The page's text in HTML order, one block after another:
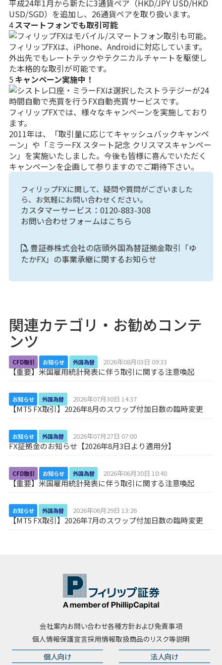
平成24年1月から新たに3通貨ペア（HKD/JPY USD/HKD
USD/SGD）を追加し、26通貨ペアを取り扱います。
4スマートフォンでも取引可能
フィリップFXは、iPhone、Androidに対応しています。
外出先でもレートテックやテクニカルチャートを駆使し
た本格的な取引が可能です。
5 キャンペーン実施中！
フィリップFXでは、様々なキャンペーンを実施しており
ます。
2011年は、「取引量に応じてキャッシュバックキャンペ
ーン」や「ミラーFX スタート記念 クリスマスキャンペー
ン」を実施いたしました。今後も皆様に喜んでいただく
キャンペーンを企画して参りますのでご期待下さい。
フィリップFXに関して、疑問や質問がございました
ら、お気軽にお問い合わせください。
カスタマーサービス：0120-883-308
お問い合わせフォームはこちら
豊証券株式会社の店頭外国為替証拠金取引「ゆ
たかFX」の事業承継に関するお知らせ
関連カテゴリ・お勧めコンテ
ンツ
CFD取引 お知らせ 外国為替 2026年08月03日 09:33
【重要】米国雇用統計発表に伴う取引に関する注意喚起
お知らせ 外国為替 2026年07月30日 14:37
【MT5 FX取引】2026年8月のスワップ付加日数の臨時変更
お知らせ 外国為替 2026年07月27日 07:00
FX証拠金のお知らせ【2026年8月3日より適用分】
CFD取引 お知らせ 外国為替 2026年06月30日 10:40
【重要】米国雇用統計発表に伴う取引に関する注意喚起
お知らせ 外国為替 2026年06月29日 13:26
【MT5 FX取引】2026年7月のスワップ付加日数の臨時変更
会社案内お問い合わせ各種方針および免責事項
個人情報保護宣言採用情報取扱商品のリスク等説明
個人向け 法人向け